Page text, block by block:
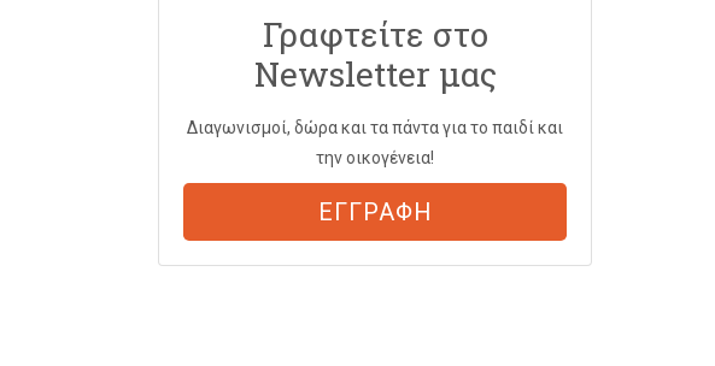
Γραφτείτε στο
Newsletter μας
Διαγωνισμοί, δώρα και τα πάντα για το παιδί και
την οικογένεια!
ΕΓΓΡΑΦΗ